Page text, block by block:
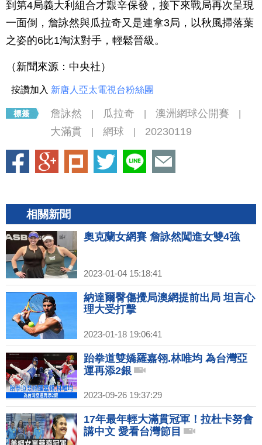
到第4局義大利組合才艱辛保發，接下來戰局再次呈現
一面倒，詹詠然與瓜拉奇又是連拿3局，以秋風掃落葉
之姿的6比1淘汰對手，輕鬆晉級。
（新聞來源：中央社）
按讚加入 新唐人亞太電視台粉絲團
詹詠然 瓜拉奇 澳洲網球公開賽
大滿貫 網球 20230119
相關新聞
奧克蘭女網賽 詹詠然闖進女雙4強
2023-01-04 15:18:41
納達爾臀傷攪局澳網提前出局 坦言心
理大受打擊
2023-01-18 19:06:41
跆拳道雙嬌羅嘉翎.林唯均 為台灣亞
運再添2銀
2023-09-26 19:37:29
17年最年輕大滿貫冠軍！拉杜卡努會
講中文 愛看台灣節目